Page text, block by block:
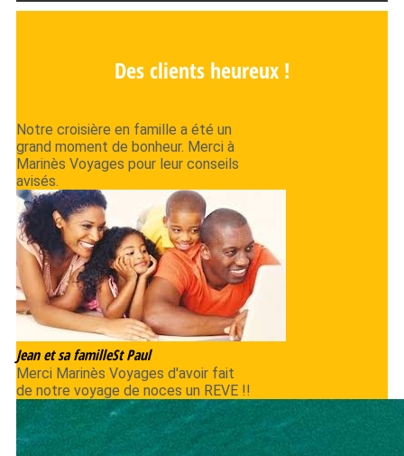
Des clients heureux !
Notre croisière en famille a été un
grand moment de bonheur. Merci à
Marinès Voyages pour leur conseils
avisés.
Jean et sa familleSt Paul
Merci Marinès Voyages d'avoir fait
de notre voyage de noces un REVE !!